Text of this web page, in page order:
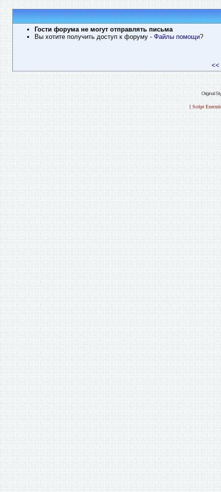
Гости форума не могут отправлять письма
Вы хотите получить доступ к форуму - Файлы помощи?
<<
Original
[ Script